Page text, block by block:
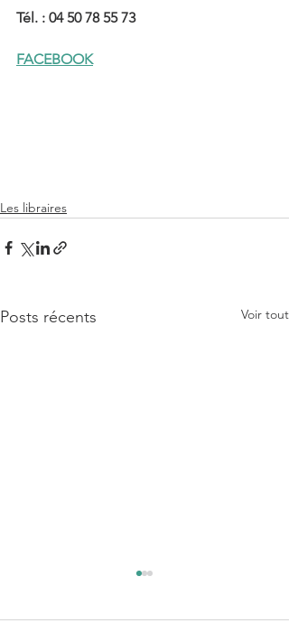
Tél. : 04 50 78 55 73
FACEBOOK
Les libraires
Posts récents Voir tout